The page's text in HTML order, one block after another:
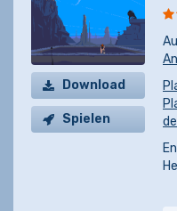
Download
Spielen